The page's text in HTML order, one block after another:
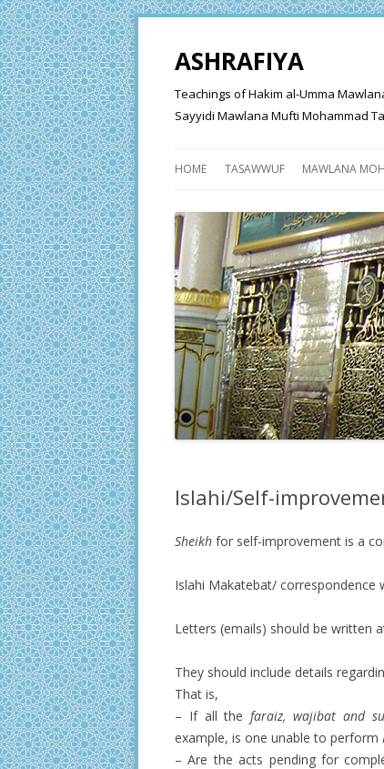
ASHRAFIYA
Teachings of Hakim al-Umma
Sayyidi Mawlana Mufti Mohammad
HOME TASAWWUF MAWLANA
Islahi/Self-
Sheikh for self-improvement is a
Islahi Makatebat/ correspondence
Letters (emails) should be written
They should include details
That is,
– If all thefaraiz, wajibat and
example, is one unable to perform
– Are the acts pending for